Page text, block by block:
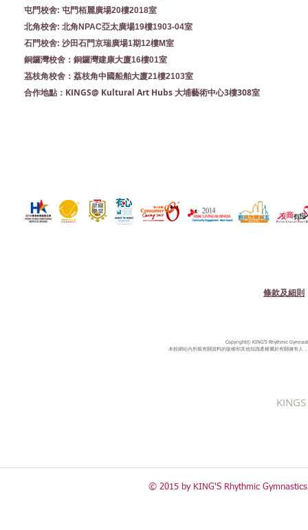
屯門校舍: 屯門栢麗廣場20樓2018室
北角校舍: 北角NPAC亞太廣場19樓1903-04室
石門校舍: 沙田石門京瑞廣場1期12樓M室
銅鑼灣校舍：銅鑼灣建康大廈16樓01室
茘枝角校舍：荔枝角中國船舶大廈21樓2103室
合作地點： KINGS@ Kultural Art Hubs 大埔藝術中心3樓308室
條款及細則
Copyright© KING'S Rhythmic
本校網站內所載有關資料的版權和其他知識產權屬於有關擁有人
© 2015 by KING'S Rhythmic